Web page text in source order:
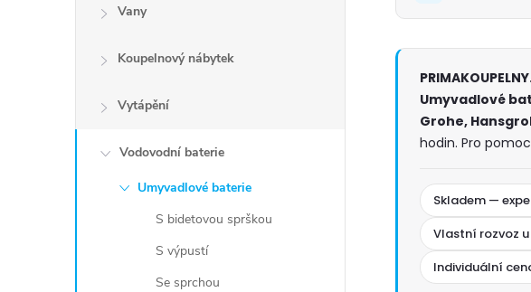
Vany
Koupelnový nábytek
Vytápění
Vodovodní baterie
Umyvadlové baterie
S bidetovou sprškou
S výpustí
Se sprchou
Umyvadlové
Grohe,
hodin. Pro
Skladem —
Vlastní rozvoz
Individuální